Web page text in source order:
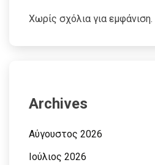
Χωρίς σχόλια για εμφάνιση.
Archives
Αύγουστος 2026
Ιούλιος 2026